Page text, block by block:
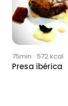
75min · 572kcal
Presa ibérica